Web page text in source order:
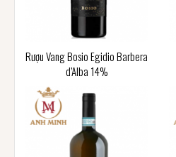
Rượu Vang Bosio Egidio Barbera
d’Alba 14%